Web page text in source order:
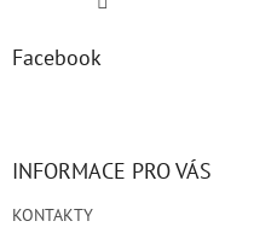
Facebook
INFORMACE PRO VÁS
KONTAKTY